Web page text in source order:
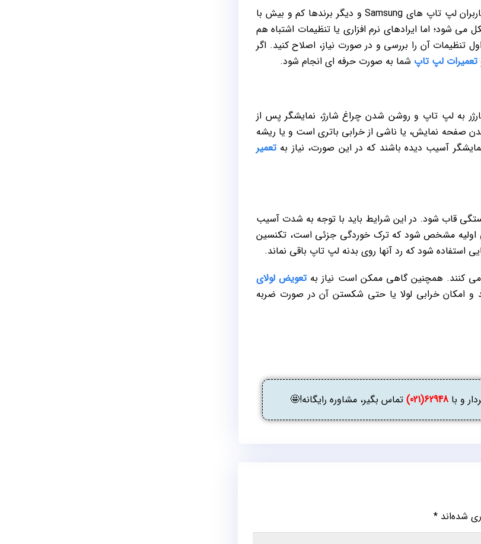
کار نکردن تاچ پد هم یکی دیگر از مشکلاتی است که بسیاری از کاربران لپ تاپ های Samsung و دیگر برندها کم و بیش با
شود؛ اما ایرادهای نرم افزاری یا تنظیمات اشتباه هم
تنظیمات آن را بررسی و در صورت نیاز، اصلاح کنید. اگر
تعمیرات لپ تاپ شما به صورت حرفه ای انجام شود.
به لپ تاپ و روشن شدن چراغ شارژ، نمایشگر پس از
نمایش، یا ناشی از خرابی باتری است و یا ریشه
آسیب دیده باشند که در این صورت، نیاز بهتعمیر
قاب شود. در این شرایط باید با توجه به شدت آسیب
اولیه مشخص شود که ترک خوردگی جزئی است، تکنسین
شود که رد آنها روی بدنه لپ تاپ باقی نماند.
کنند. همچنین گاهی ممکن است نیاز بهتعویض لولای
و امکان خرابی لولا یا حتی شکستن آن در صورت ضربه
و با62948(021) تماس بگیر، مشاوره رایگانه!🤩
شده‌اند *